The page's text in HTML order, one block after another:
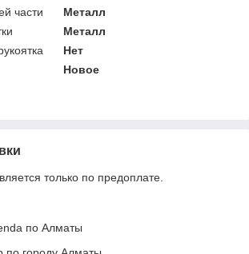
части
Металл
Металл
Нет
Новое
только по предоплате.
по Алматы